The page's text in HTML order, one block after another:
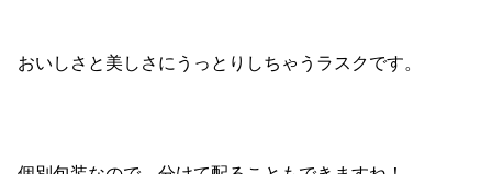
おいしさと美しさにうっとりしちゃうラスクです。